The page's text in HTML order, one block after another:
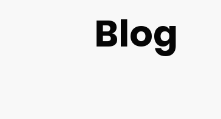
Blog